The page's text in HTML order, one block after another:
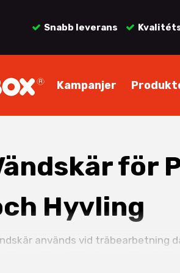
Snabb leverans
Kampanjer
för
Hyvling
används vid träbearbetning
skär möjliggörs snabb